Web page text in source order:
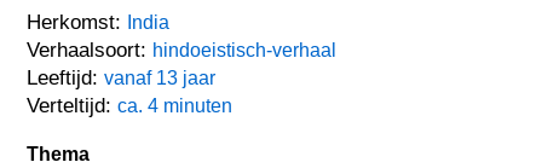
Herkomst: India
Verhaalsoort: hindoeistisch-verhaal
Leeftijd:vanaf 13 jaar
Verteltijd:ca. 4 minuten
Thema